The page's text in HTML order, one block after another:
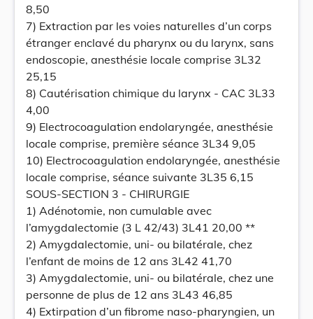
8,50
7) Extraction par les voies naturelles d’un corps
étranger enclavé du pharynx ou du larynx, sans
endoscopie, anesthésie locale comprise 3L32
25,15
8) Cautérisation chimique du larynx - CAC 3L33
4,00
9) Electrocoagulation endolaryngée, anesthésie
locale comprise, première séance 3L34 9,05
10) Electrocoagulation endolaryngée, anesthésie
locale comprise, séance suivante 3L35 6,15
SOUS-SECTION 3 - CHIRURGIE
1) Adénotomie, non cumulable avec
l’amygdalectomie (3 L 42/43) 3L41 20,00 **
2) Amygdalectomie, uni- ou bilatérale, chez
l’enfant de moins de 12 ans 3L42 41,70
3) Amygdalectomie, uni- ou bilatérale, chez une
personne de plus de 12 ans 3L43 46,85
4) Extirpation d’un fibrome naso-pharyngien, un